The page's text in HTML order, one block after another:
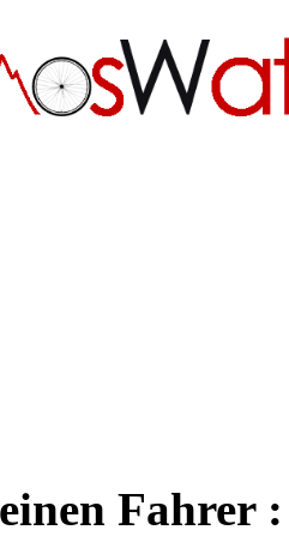
Fahrer :